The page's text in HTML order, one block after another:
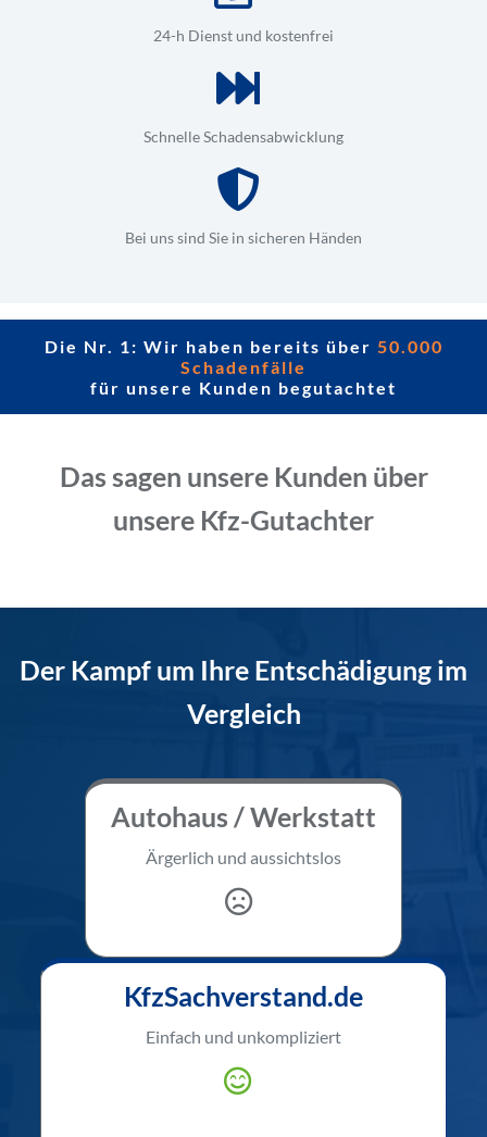
24-h Dienst und kostenfrei
Schnelle Schadensabwicklung
Bei uns sind Sie in sicheren Händen
Die Nr. 1: Wir haben bereits über 50.000
Schadenfälle
für unsere Kunden begutachtet
Das sagen unsere Kunden über
unsere Kfz-Gutachter
Der Kampf um Ihre Entschädigung im
Vergleich
Autohaus / Werkstatt
Ärgerlich und aussichtslos
KfzSachverstand.de
Einfach und unkompliziert